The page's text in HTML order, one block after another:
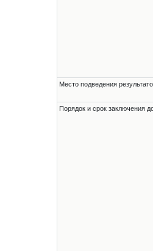
Место подведения
Порядок и срок заключения